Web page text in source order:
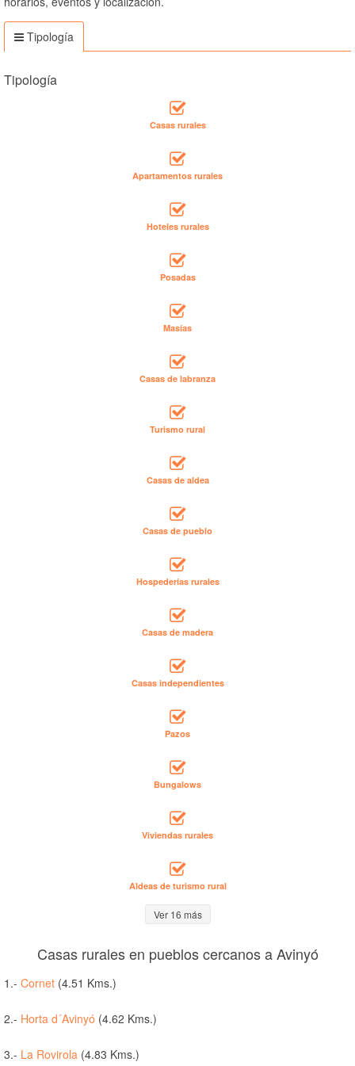
Tipología
Tipología
Casas rurales
Apartamentos rurales
Hoteles rurales
Posadas
Masías
Casas de labranza
Turismo rural
Casas de aldea
Casas de pueblo
Hospederías rurales
Casas de madera
Casas independientes
Pazos
Bungalows
Viviendas rurales
Aldeas de turismo rural
Ver 16 más
Casas rurales en pueblos cercanos a Avinyó
1.- Cornet (4.51 Kms.)
2.- Horta d´Avinyó (4.62 Kms.)
3.- La Rovirola (4.83 Kms.)